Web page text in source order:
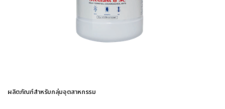
ผลิตภัณฑ์สำหรับกลุ่มอุตสาหกรรม